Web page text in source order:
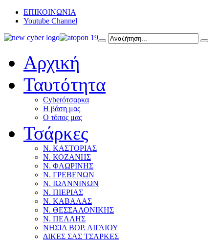
ΕΠΙΚΟΙΝΩΝΙΑ
Youtube Channel
Αρχική
Ταυτότητα
Cyberότσαρκα
Η βάση μας
Ο τόπος μας
Τσάρκες
Ν. ΚΑΣΤΟΡΙΑΣ
Ν. ΚΟΖΑΝΗΣ
Ν. ΦΛΩΡΙΝΗΣ
Ν. ΓΡΕΒΕΝΩΝ
Ν. ΙΩΑΝΝΙΝΩΝ
Ν. ΠΙΕΡΙΑΣ
Ν. ΚΑΒΑΛΑΣ
Ν. ΘΕΣΣΑΛΟΝΙΚΗΣ
Ν. ΠΕΛΛΗΣ
ΝΗΣΙΑ ΒΟΡ. ΑΙΓΑΙΟΥ
ΔΙΚΕΣ ΣΑΣ ΤΣΑΡΚΕΣ